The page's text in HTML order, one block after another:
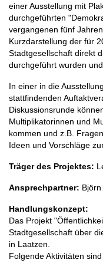
einer Ausstellung mit
durchgeführten
vergangenen fünf
Kurzdarstellung der für
Stadtgesellschaft direkt
durchgeführt wurden
In einer in die
stattfindenden
Diskussionsrunde
Multiplikatorinnen und
kommen und z.B.
Ideen und Vorschläge
Träger des Projektes:
Ansprechpartner:
Handlungskonzept:
Das Projekt
Stadtgesellschaft über
in Laatzen.
Folgende Aktivitäten